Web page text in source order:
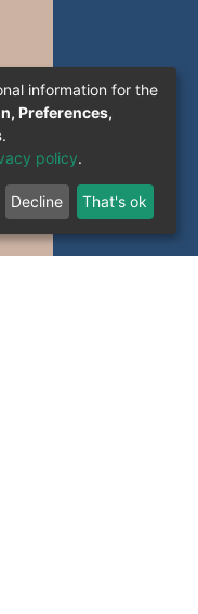
information for the
Preferences,
.
policy.
Decline That's ok